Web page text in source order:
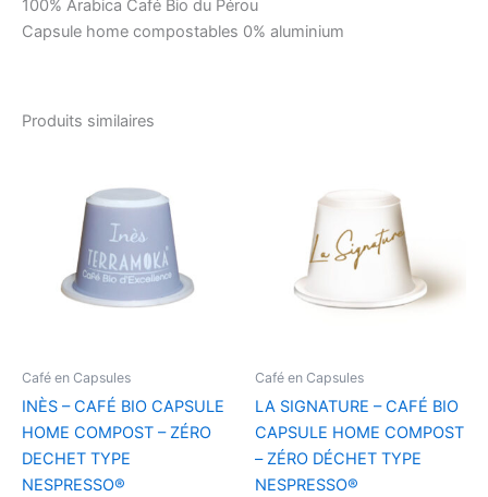
TYPE
NESPRESSO®
100% Arabica Café Bio du Pérou
Capsule home compostables 0% aluminium
Produits similaires
Café en Capsules
INÈS – CAFÉ BIO CAPSULE
HOME COMPOST – ZÉRO
DECHET TYPE
NESPRESSO®
Café en Capsules
LA SIGNATURE – CAFÉ BIO
CAPSULE HOME COMPOST
– ZÉRO DÉCHET TYPE
NESPRESSO®